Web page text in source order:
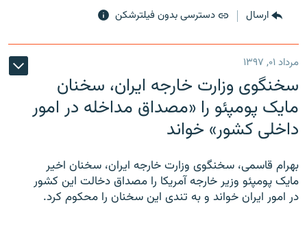
ارسال دسترسی بدون فیلترشکن
مرداد ۰۱, ۱۳۹۷
سخنگوی وزارت خارجه ایران، سخنان
مایک پومپئو را «مصداق مداخله در امور
داخلی کشور» خواند
بهرام قاسمی، سخنگوی وزارت خارجه ایران، سخنان اخیر
مایک پومپئو وزیر خارجه آمریکا را مصداق دخالت این کشور
در امور ایران خواند و به تندی این سخنان را محکوم کرد.